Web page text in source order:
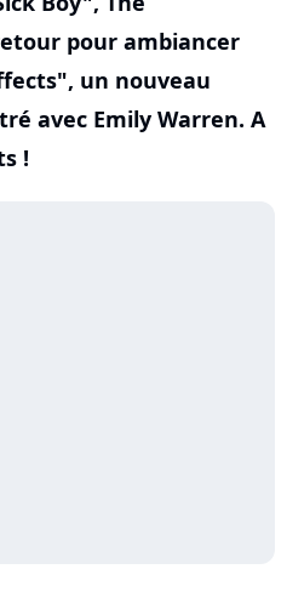
pour ambiancer
un nouveau
avec Emily Warren. A
!